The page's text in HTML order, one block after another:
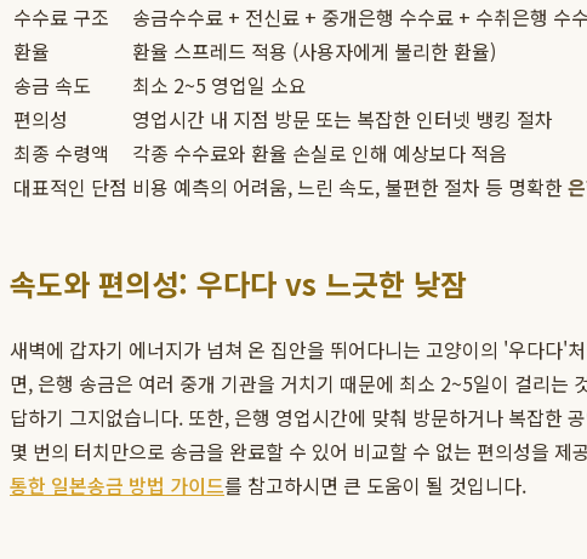
수수료 구조
송금수수료 + 전신료 + 중개은행 수수료 + 수취은행 수
환율
환율 스프레드 적용 (사용자에게 불리한 환율)
송금 속도
최소 2~5 영업일 소요
편의성
영업시간 내 지점 방문 또는 복잡한 인터넷 뱅킹 절차
최종 수령액
각종 수수료와 환율 손실로 인해 예상보다 적음
대표적인 단점 비용 예측의 어려움, 느린 속도, 불편한 절차 등 명확한
속도와 편의성: 우다다 vs 느긋한 낮잠
새벽에 갑자기 에너지가 넘쳐 온 집안을 뛰어다니는 고양이의 '우다다'
면, 은행 송금은 여러 중개 기관을 거치기 때문에 최소 2~5일이 걸리
답하기 그지없습니다. 또한, 은행 영업시간에 맞춰 방문하거나 복잡한
몇 번의 터치만으로 송금을 완료할 수 있어 비교할 수 없는 편의성을
통한 일본송금 방법 가이드를 참고하시면 큰 도움이 될 것입니다.